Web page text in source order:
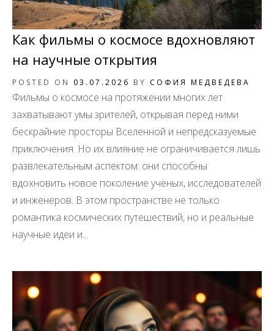
Как фильмы о космосе вдохновляют
на научные открытия
POSTED ON 03.07.2026 BY СОФИЯ МЕДВЕДЕВА
Фильмы о космосе на протяжении многих лет
захватывают умы зрителей, открывая перед ними
бескрайние просторы Вселенной и непредсказуемые
приключения. Но их влияние не ограничивается лишь
развлекательным аспектом: они способны
вдохновить новое поколение учёных, исследователей
и инженеров. В этом пространстве не только
романтика космических путешествий, но и реальные
научные идеи и...